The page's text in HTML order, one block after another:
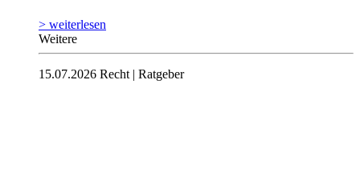
> weiterlesen
Weitere
15.07.2026 Recht | Ratgeber